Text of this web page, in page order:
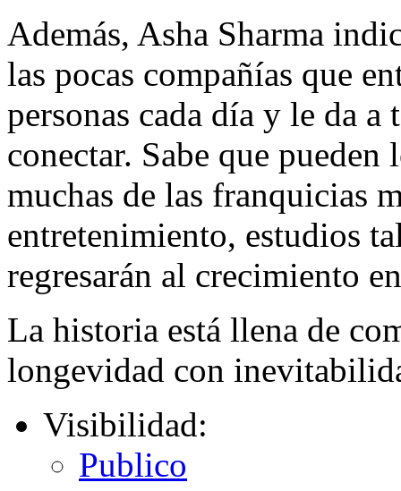
Además, Asha Sharma
las pocas compañías que
personas cada día y le da
conectar. Sabe que
muchas de las franquicias
entretenimiento, estudios
regresarán al crecimiento
La historia está llena de
longevidad con
Visibilidad:
Publico